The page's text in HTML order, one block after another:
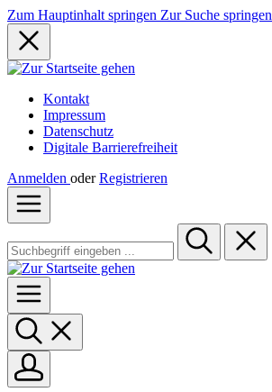
Zum Hauptinhalt springen Zur Suche springen
Kontakt
Impressum
Datenschutz
Digitale Barrierefreiheit
Anmelden oder Registrieren